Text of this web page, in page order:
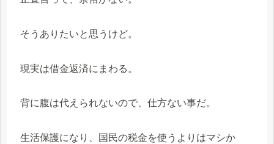
そうありたいと思うけど。
現実は借金返済にまわる。
背に腹は代えられないので、仕方ない事だ。
生活保護になり、国民の税金を使うよりはマシか